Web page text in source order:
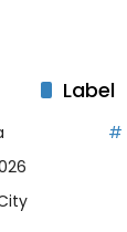
Label